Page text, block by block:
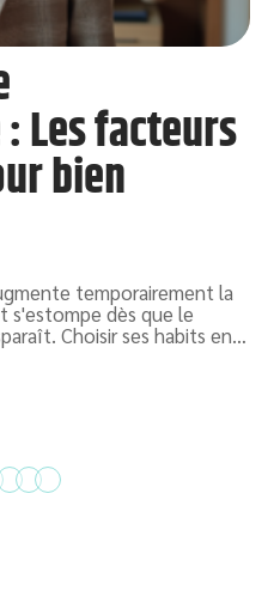
Les facteurs
bien
temporairement la
s'estompe dès que le
Choisir ses habits en…